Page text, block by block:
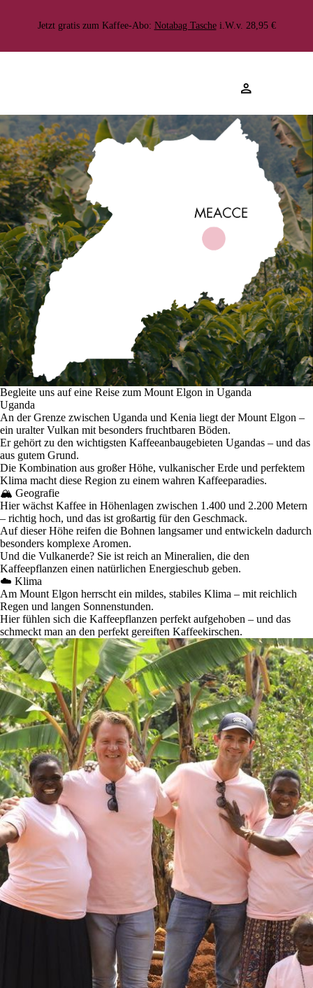
Kostenlose Lieferung >70.000 zufriedene Kund:innen Durchschnittliche bewertung von 4.6 ★
Jetzt gratis zum Kaffee-Abo: Notabag Taschei.W.v. 28,95 €
Begleite uns auf eine Reise zum Mount Elgon in Uganda
Uganda
An der Grenze zwischen Uganda und Kenia liegt der Mount Elgon –
ein uralter Vulkan mit besonders fruchtbaren Böden.
Er gehört zu den wichtigsten Kaffeeanbaugebieten Ugandas – und das
aus gutem Grund.
Die Kombination aus großer Höhe, vulkanischer Erde und perfektem
Klima macht diese Region zu einem wahren Kaffeeparadies.
🏔️ Geografie
Hier wächst Kaffee in Höhenlagen zwischen 1.400 und 2.200 Metern
– richtig hoch, und das ist großartig für den Geschmack.
Auf dieser Höhe reifen die Bohnen langsamer und entwickeln dadurch
besonders komplexe Aromen.
Und die Vulkanerde? Sie ist reich an Mineralien, die den
Kaffeepflanzen einen natürlichen Energieschub geben.
☁️ Klima
Am Mount Elgon herrscht ein mildes, stabiles Klima – mit reichlich
Regen und langen Sonnenstunden.
Hier fühlen sich die Kaffeepflanzen perfekt aufgehoben – und das
schmeckt man an den perfekt gereiften Kaffeekirschen.